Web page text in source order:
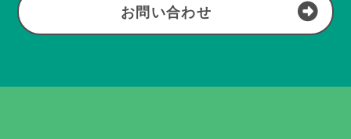
お問い合わせ